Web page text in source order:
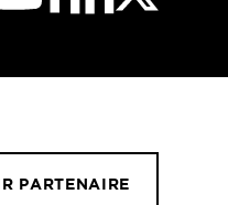
PARTENAIRE